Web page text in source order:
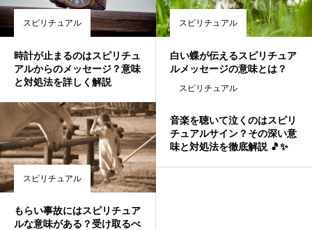
スピリチュアル
時計が止まるのはスピリチュ
アルからのメッセージ？意味
と対処法を詳しく解説
スピリチュアル
白い蝶が伝えるスピリチュア
ルメッセージの意味とは？
スピリチュアル
もらい事故にはスピリチュア
ルな意味がある？受け取るべ
スピリチュアル
音楽を聴いて泣くのはスピリ
チュアルサイン？その深い意
味と対処法を徹底解説 🎵✨